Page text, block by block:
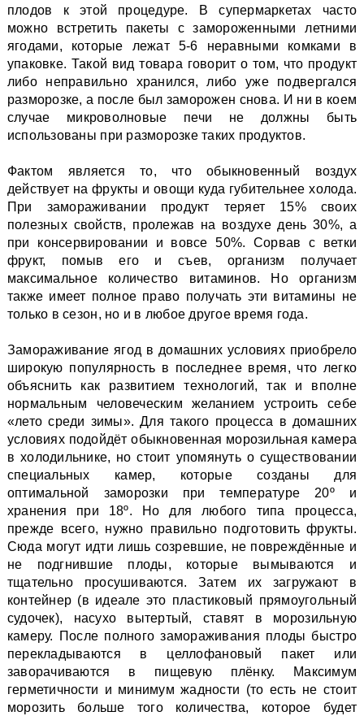
плодов к этой процедуре. В супермаркетах часто
можно встретить пакеты с замороженными летними
ягодами, которые лежат 5-6 неравными комками в
упаковке. Такой вид товара говорит о том, что продукт
либо неправильно хранился, либо уже подвергался
разморозке, а после был заморожен снова. И ни в коем
случае микроволновые печи не должны быть
использованы при разморозке таких продуктов.
Фактом является то, что обыкновенный воздух
действует на фрукты и овощи куда губительнее холода.
При замораживании продукт теряет 15% своих
полезных свойств, пролежав на воздухе день 30%, а
при консервировании и вовсе 50%. Сорвав с ветки
фрукт, помыв его и съев, организм получает
максимальное количество витаминов. Но организм
также имеет полное право получать эти витамины не
только в сезон, но и в любое другое время года.
Замораживание ягод в домашних условиях приобрело
широкую популярность в последнее время, что легко
объяснить как развитием технологий, так и вполне
нормальным человеческим желанием устроить себе
«лето среди зимы». Для такого процесса в домашних
условиях подойдёт обыкновенная морозильная камера
в холодильнике, но стоит упомянуть о существовании
специальных камер, которые созданы для
оптимальной заморозки при температуре 20º и
хранения при 18º. Но для любого типа процесса,
прежде всего, нужно правильно подготовить фрукты.
Сюда могут идти лишь созревшие, не повреждённые и
не подгнившие плоды, которые вымываются и
тщательно просушиваются. Затем их загружают в
контейнер (в идеале это пластиковый прямоугольный
судочек), насухо вытертый, ставят в морозильную
камеру. После полного замораживания плоды быстро
перекладываются в целлофановый пакет или
заворачиваются в пищевую плёнку. Максимум
герметичности и минимум жадности (то есть не стоит
морозить больше того количества, которое будет